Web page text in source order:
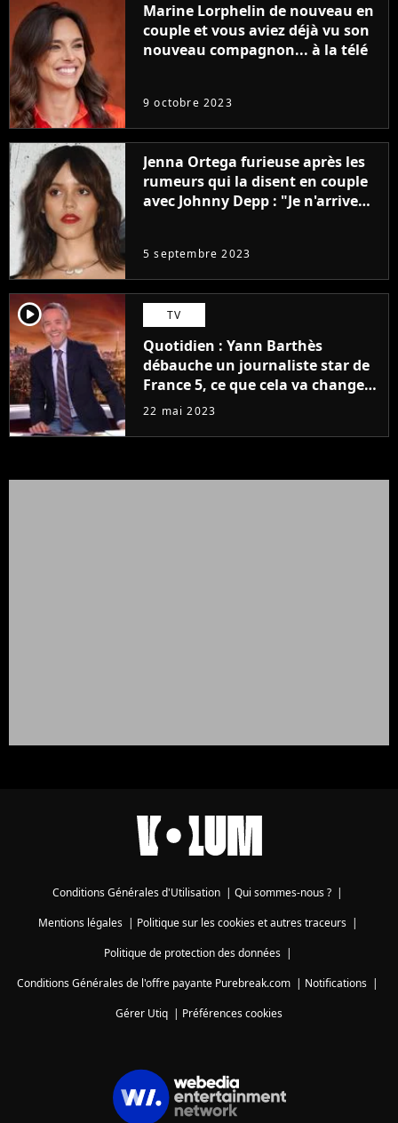
Marine Lorphelin de nouveau en
couple et vous aviez déjà vu son
nouveau compagnon... à la télé
9 octobre 2023
Jenna Ortega furieuse après les
rumeurs qui la disent en couple
avec Johnny Depp : "Je n'arrive
5 septembre 2023
player2 TV
Quotidien : Yann Barthès
débauche un journaliste star de
France 5, ce que cela va changer
à la rentrée
22 mai 2023
Conditions Générales d'Utilisation | Qui sommes-nous ? |
Mentions légales| Politique sur les cookies et autres traceurs|
Politique de protection des données|
Conditions Générales de l'offre payante Purebreak.com | Notifications |
Gérer Utiq | Préférences cookies